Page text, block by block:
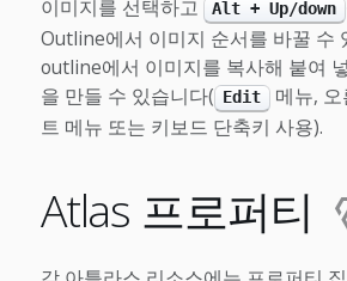
이미지를 선택하고 Alt + Up/down
Outline에서 이미지 순서를 바꿀 수
outline에서 이미지를 복사해 붙여
을 만들 수 있습니다( Edit
메뉴,
트 메뉴 또는 키보드 단축키 사용).
Atlas 프로퍼티